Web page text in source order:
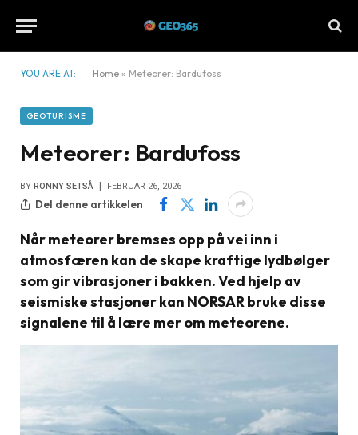
YOU ARE AT: Home » Meteorer: Bardufoss
GEOTURISME
Meteorer: Bardufoss
BY RONNY SETSÅ FEBRUAR 26, 2026
Del denne artikkelen
Når meteorer bremses opp på vei inn i
atmosfæren kan de skape kraftige lydbølger
som gir vibrasjoner i bakken. Ved hjelp av
seismiske stasjoner kan NORSAR bruke disse
signalene til å lære mer om meteorene.